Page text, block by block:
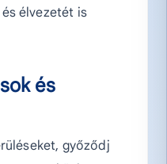
élvezetét is
és
győződj